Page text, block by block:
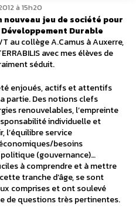
à 15h20
nouveau jeu de société pour
Durable
au collège A.Camus à Auxerre,
avec mes élèves de
séduit.
enjoués, actifs et attentifs
partie. Des notions clefs
renouvelables, l’empreinte
individuelle et
l’équilibre service
besoins
(gouvernance)…
à comprendre et à mettre
tranche d’âge, se sont
comprises et ont soulevé
de questions très pertinentes.